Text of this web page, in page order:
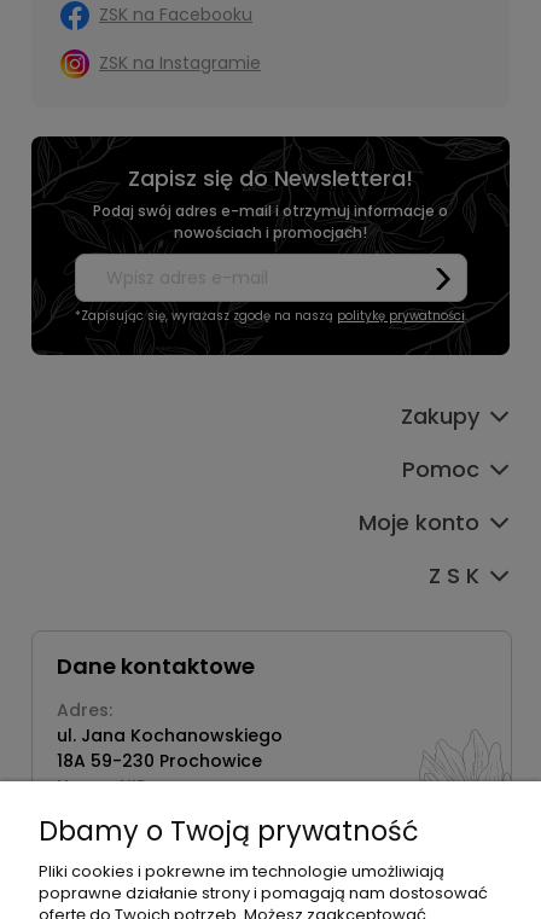
ZSK na Facebooku
ZSK na Instagramie
Zapisz się do Newslettera!
Podaj swój adres e-mail i otrzymuj informacje o
nowościach i promocjach!
*Zapisując się, wyrażasz zgodę na naszą politykę prywatności.
Zakupy
Pomoc
Moje konto
Z S K
Dane kontaktowe
Adres:
ul. Jana Kochanowskiego
18A 59-230 Prochowice
Numer NIP:
Telefon:
518358020
Dbamy o Twoją prywatność
Pliki cookies i pokrewne im technologie umożliwiają
poprawne działanie strony i pomagają nam dostosować